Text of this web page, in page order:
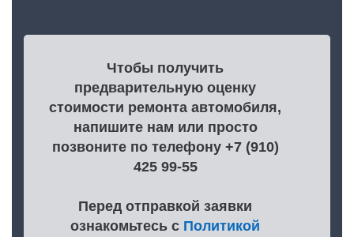
Чтобы получить
предварительную оценку
стоимости ремонта автомобиля,
напишите нам или просто
позвоните по телефону +7 (910)
425 99-55
Перед отправкой заявки
ознакомьтесь с Политикой